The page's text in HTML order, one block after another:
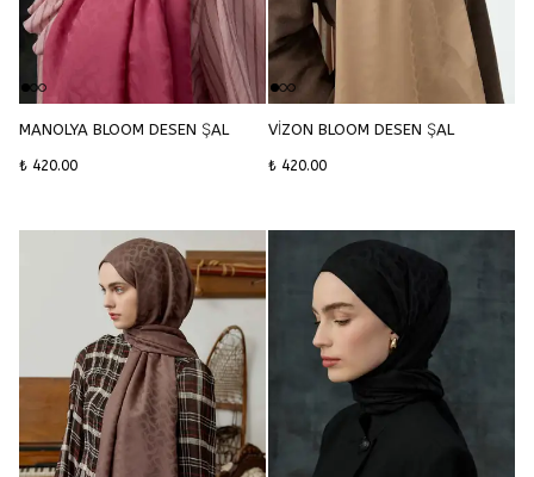
MANOLYA BLOOM DESEN ŞAL
₺ 420.00
VİZON BLOOM DESEN ŞAL
₺ 420.00